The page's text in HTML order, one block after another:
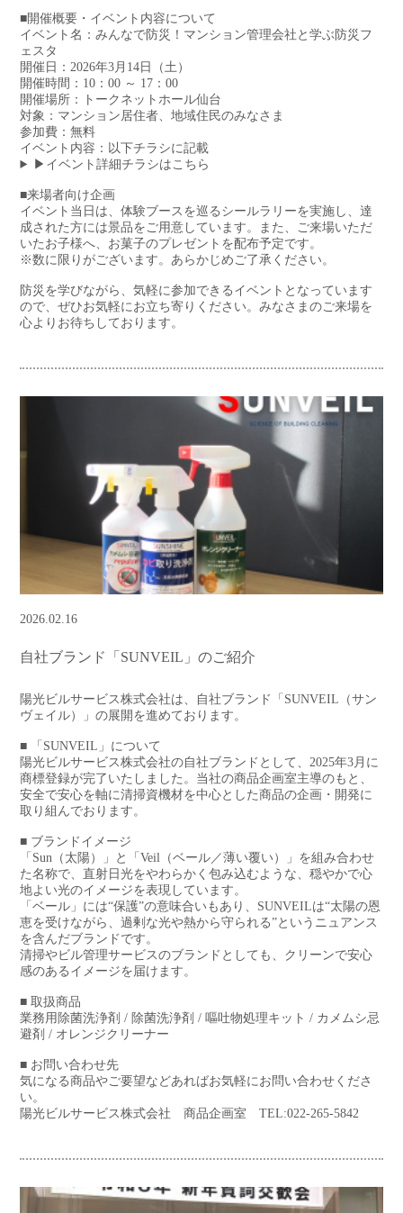
■開催概要・イベント内容について
イベント名：みんなで防災！マンション管理会社と学ぶ防災フ
ェスタ
開催日：2026年3月14日（土）
開催時間：10：00 ～ 17：00
開催場所：トークネットホール仙台
対象：マンション居住者、地域住民のみなさま
参加費：無料
イベント内容：以下チラシに記載
▶イベント詳細チラシはこちら
■来場者向け企画
イベント当日は、体験ブースを巡るシールラリーを実施し、達
成された方には景品をご用意しています。また、ご来場いただ
いたお子様へ、お菓子のプレゼントを配布予定です。
※数に限りがございます。あらかじめご了承ください。
防災を学びながら、気軽に参加できるイベントとなっています
ので、ぜひお気軽にお立ち寄りください。みなさまのご来場を
心よりお待ちしております。
2026.02.16
自社ブランド「SUNVEIL」のご紹介
陽光ビルサービス株式会社は、自社ブランド「SUNVEIL（サン
ヴェイル）」の展開を進めております。
■ 「SUNVEIL」について
陽光ビルサービス株式会社の自社ブランドとして、2025年3月に
商標登録が完了いたしました。当社の商品企画室主導のもと、
安全で安心を軸に清掃資機材を中心とした商品の企画・開発に
取り組んでおります。
■ ブランドイメージ
「Sun（太陽）」と「Veil（ベール／薄い覆い）」を組み合わせ
た名称で、直射日光をやわらかく包み込むような、穏やかで心
地よい光のイメージを表現しています。
「ベール」には“保護”の意味合いもあり、SUNVEILは“太陽の恩
恵を受けながら、過剰な光や熱から守られる”というニュアンス
を含んだブランドです。
清掃やビル管理サービスのブランドとしても、クリーンで安心
感のあるイメージを届けます。
■ 取扱商品
業務用除菌洗浄剤 / 除菌洗浄剤 / 嘔吐物処理キット / カメムシ忌
避剤 / オレンジクリーナー
■ お問い合わせ先
気になる商品やご要望などあればお気軽にお問い合わせくださ
い。
陽光ビルサービス株式会社 商品企画室 TEL:022-265-5842